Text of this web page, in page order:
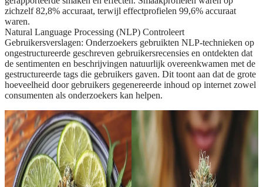
zichzelf 82,8% accuraat, terwijl effectprofielen 99,6% accuraat
waren.
Natural Language Processing (NLP) Controleert
Gebruikersverslagen: Onderzoekers gebruikten NLP-technieken op
ongestructureerde geschreven gebruikersrecensies en ontdekten dat
de sentimenten en beschrijvingen natuurlijk overeenkwamen met de
gestructureerde tags die gebruikers gaven. Dit toont aan dat de grote
hoeveelheid door gebruikers gegenereerde inhoud op internet zowel
consumenten als onderzoekers kan helpen.